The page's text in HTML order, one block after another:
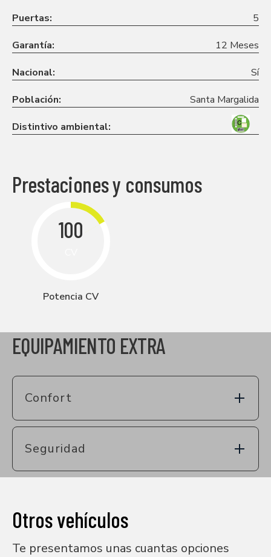
Puertas: 5
Garantía: 12 Meses
Nacional: Sí
Población: Santa Margalida
Distintivo ambiental:
Prestaciones y consumos
100
Potencia CV
EQUIPAMIENTO EXTRA
Confort
Seguridad
Otros vehículos
Te presentamos unas cuantas opciones